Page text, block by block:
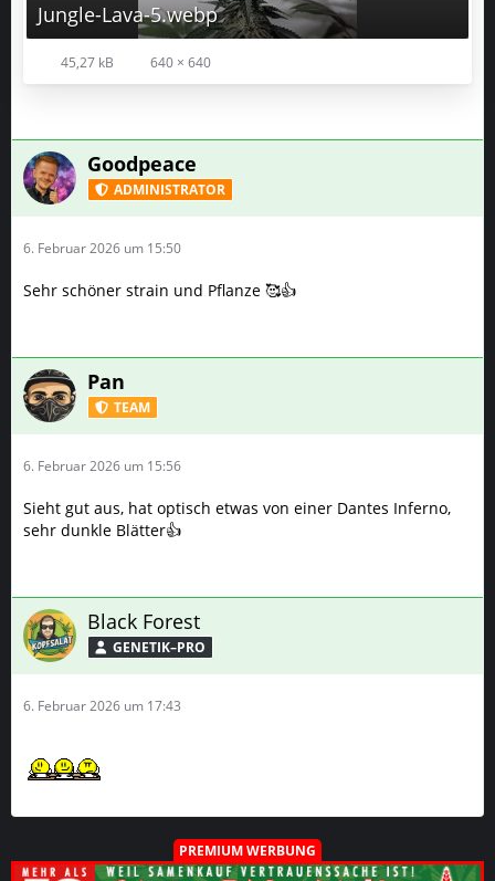
Jungle-Lava-5.webp
45,27 kB 640 × 640
Goodpeace
ADMINISTRATOR
6. Februar 2026 um 15:50
Sehr schöner strain und Pflanze 🥰👍
Pan
TEAM
6. Februar 2026 um 15:56
Sieht gut aus, hat optisch etwas von einer Dantes Inferno,
sehr dunkle Blätter👍
Black Forest
GENETIK–PRO
6. Februar 2026 um 17:43
PREMIUM WERBUNG